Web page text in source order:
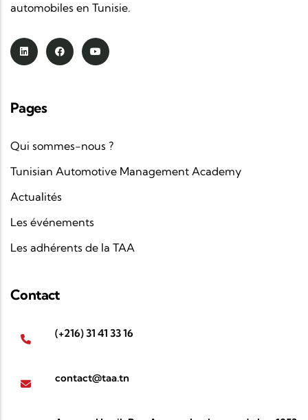
automobiles en Tunisie.
Pages
Qui sommes-nous ?
Tunisian Automotive Management Academy
Actualités
Les événements
Les adhérents de la TAA
Contact
(+216) 31 41 33 16
contact@taa.tn